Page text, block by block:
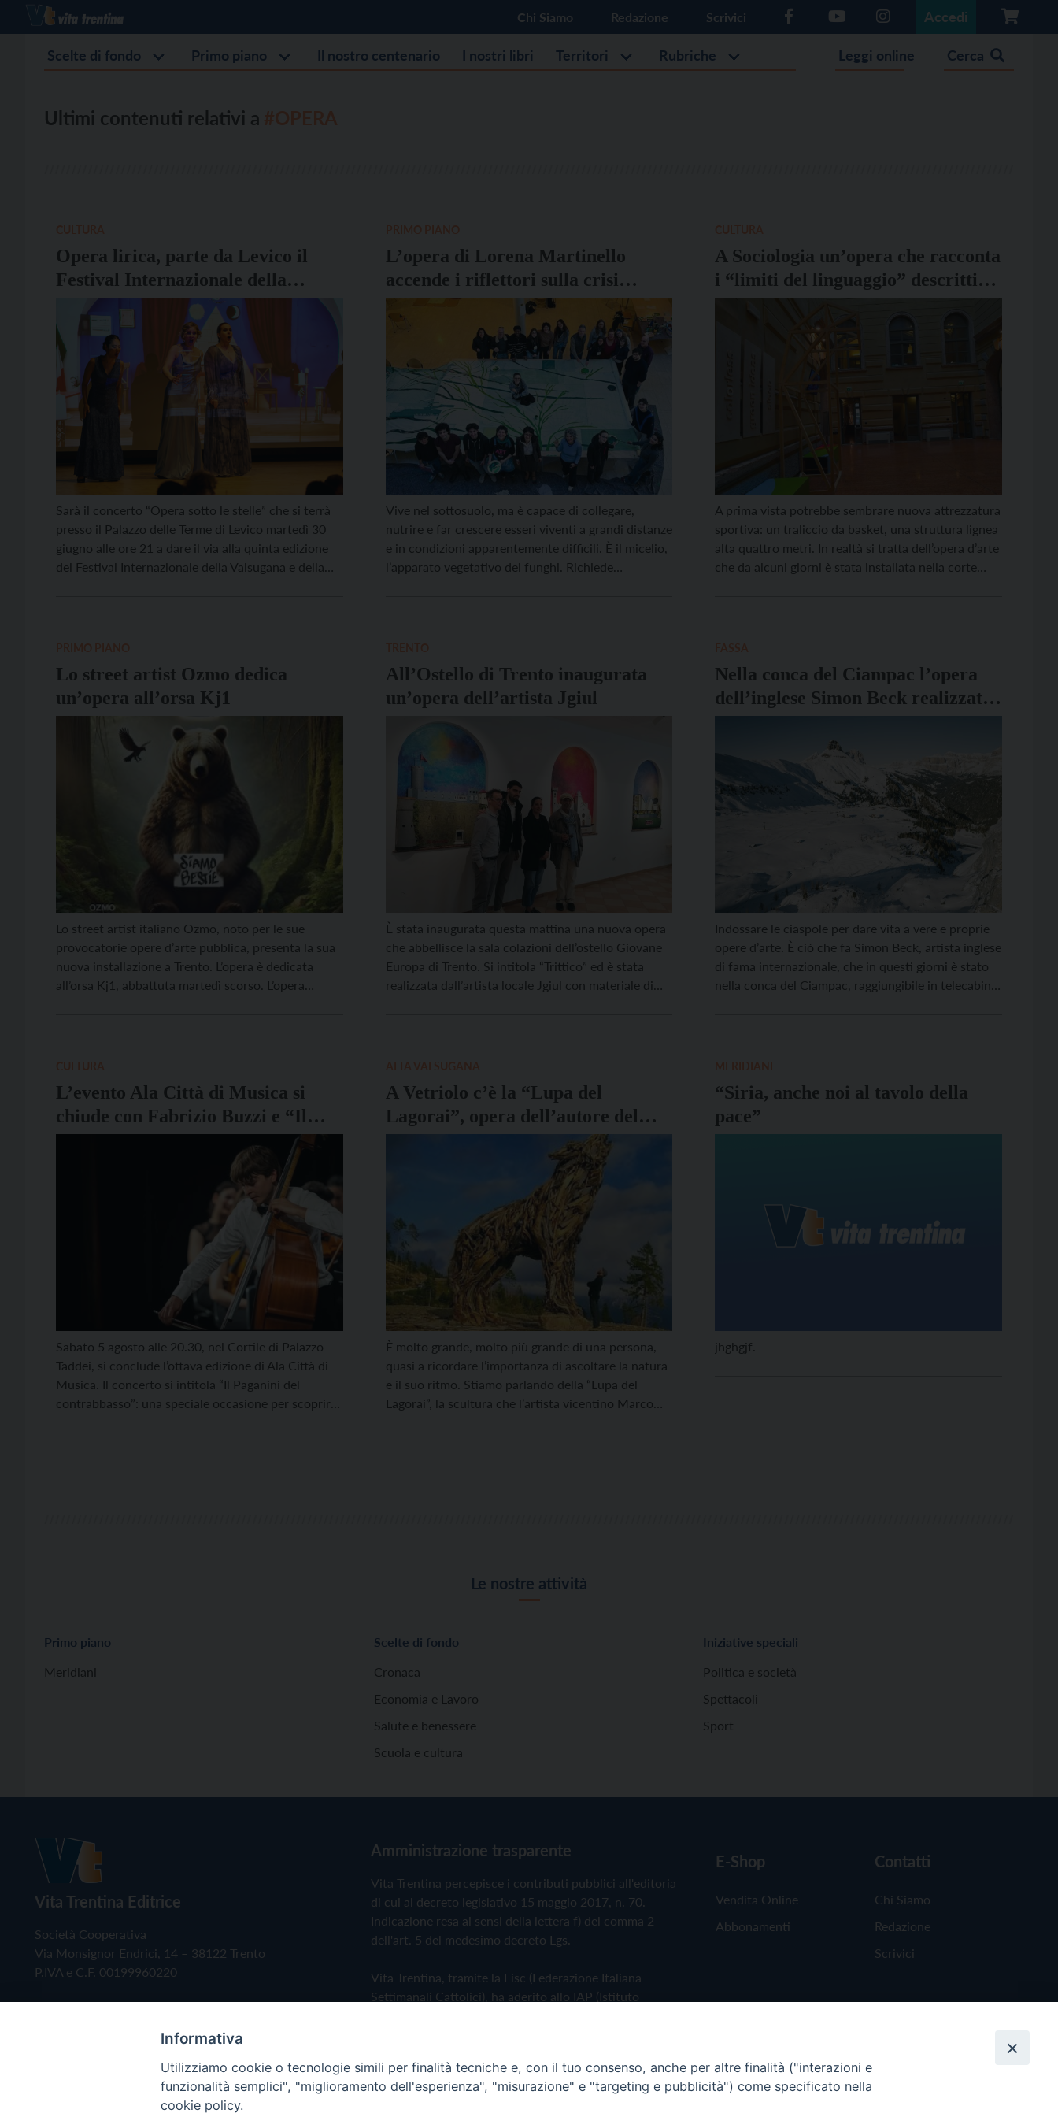
Chi Siamo Redazione Scrivici Accedi
Scelte di fondo Primo piano Il nostro centenario I nostri libri Territori Rubriche Leggi online Cerca
Ultimi contenuti relativi a
Opera lirica, parte da Levico il
Festival Internazionale della
Valsugana e della Vigolana
Sarà il concerto “Opera sotto le stelle” che si terrà
presso il Palazzo delle Terme di Levico martedì 30
giugno alle ore 21 a dare il via alla quinta edizione
del Festival Internazionale della Valsugana e della
L’opera di Lorena Martinello
accende i riflettori sulla crisi
climatica
Vive nel sottosuolo, ma è capace di collegare,
nutrire e far crescere esseri viventi a grandi distanze
e in condizioni apparentemente difficili. È il micelio,
l’apparato vegetativo dei funghi. Richiede
A Sociologia un’opera che racconta
i “limiti del linguaggio” descritti
da Chomsky
A prima vista potrebbe sembrare nuova attrezzatura
sportiva: un traliccio da basket, una struttura lignea
alta quattro metri. In realtà si tratta dell’opera d’arte
che da alcuni giorni è stata installata nella corte
Lo street artist Ozmo dedica
un’opera all’orsa Kj1
Lo street artist italiano Ozmo, noto per le sue
provocatorie opere d’arte pubblica, presenta la sua
nuova installazione a Trento. L’opera è dedicata
all’orsa Kj1, abbattuta martedì scorso. L’opera
All’Ostello di Trento inaugurata
un’opera dell’artista Jgiul
È stata inaugurata questa mattina una nuova opera
che abbellisce la sala colazioni dell’ostello Giovane
Europa di Trento. Si intitola “Trittico” ed è stata
realizzata dall’artista locale Jgiul con materiale di
Nella conca del Ciampac l’opera
dell’inglese Simon Beck realizzata
con le ciaspole
Indossare le ciaspole per dare vita a vere e proprie
opere d’arte. È ciò che fa Simon Beck, artista inglese
di fama internazionale, che in questi giorni è stato
nella conca del Ciampac, raggiungibile in telecabina
L’evento Ala Città di Musica si
chiude con Fabrizio Buzzi e “Il
Paganini del Contrabbasso”
Sabato 5 agosto alle 20.30, nel Cortile di Palazzo
Taddei, si conclude l’ottava edizione di Ala Città di
Musica. Il concerto si intitola “Il Paganini del
contrabbasso”: una speciale occasione per scoprire
A Vetriolo c’è la “Lupa del
Lagorai”, opera dell’autore del
drago di Vaia Marco Martalar
È molto grande, molto più grande di una persona,
quasi a ricordare l’importanza di ascoltare la natura
e il suo ritmo. Stiamo parlando della “Lupa del
Lagorai”, la scultura che l’artista vicentino Marco
“Siria, anche noi al tavolo della
pace”
jhghgjf.
Le nostre attività
Primo piano
Meridiani
Scelte di fondo
Cronaca
Economia e Lavoro
Salute e benessere
Scuola e cultura
Iniziative speciali
Politica e società
Spettacoli
Sport
Vita Trentina Editrice
Società Cooperativa
Via Monsignor Endrici, 14 – 38122 Trento
P.IVA e C.F. 00199960220
Amministrazione trasparente
Vita Trentina percepisce i contributi pubblici all'editoria
di cui al decreto legislativo 15 maggio 2017, n. 70.
Indicazione resa ai sensi della lettera f) del comma 2
dell'art. 5 del medesimo decreto Lgs.
Vita Trentina, tramite la Fisc (Federazione Italiana
Settimanali Cattolici), ha aderito allo IAP (Istituto
Privacy Policy Cookie Policy
E-Shop
Vendita Online
Abbonamenti
Contatti
Chi Siamo
Redazione
Scrivici
Informativa
Utilizziamo cookie o tecnologie simili per finalità tecniche e, con il tuo consenso, anche per altre finalità ("interazioni e
funzionalità semplici", "miglioramento dell'esperienza", "misurazione" e "targeting e pubblicità") come specificato nella
cookie policy.